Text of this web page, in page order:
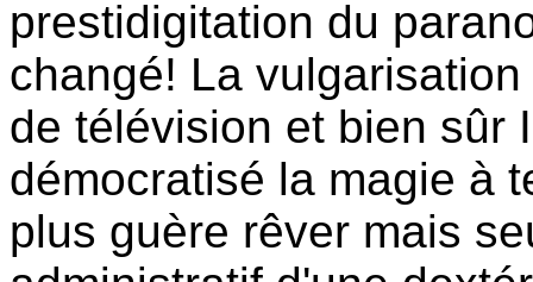
prestidigitation du
changé! La
de télévision et bien sûr
démocratisé la magie à
plus guère rêver mais